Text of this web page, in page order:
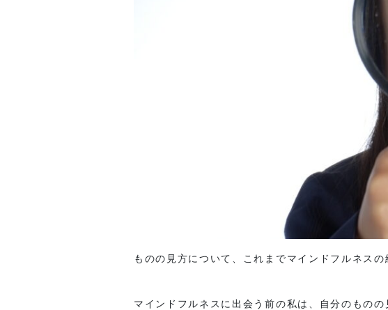
ものの見方について、これまでマインドフルネス
マインドフルネスに出会う前の私は、自分のもの